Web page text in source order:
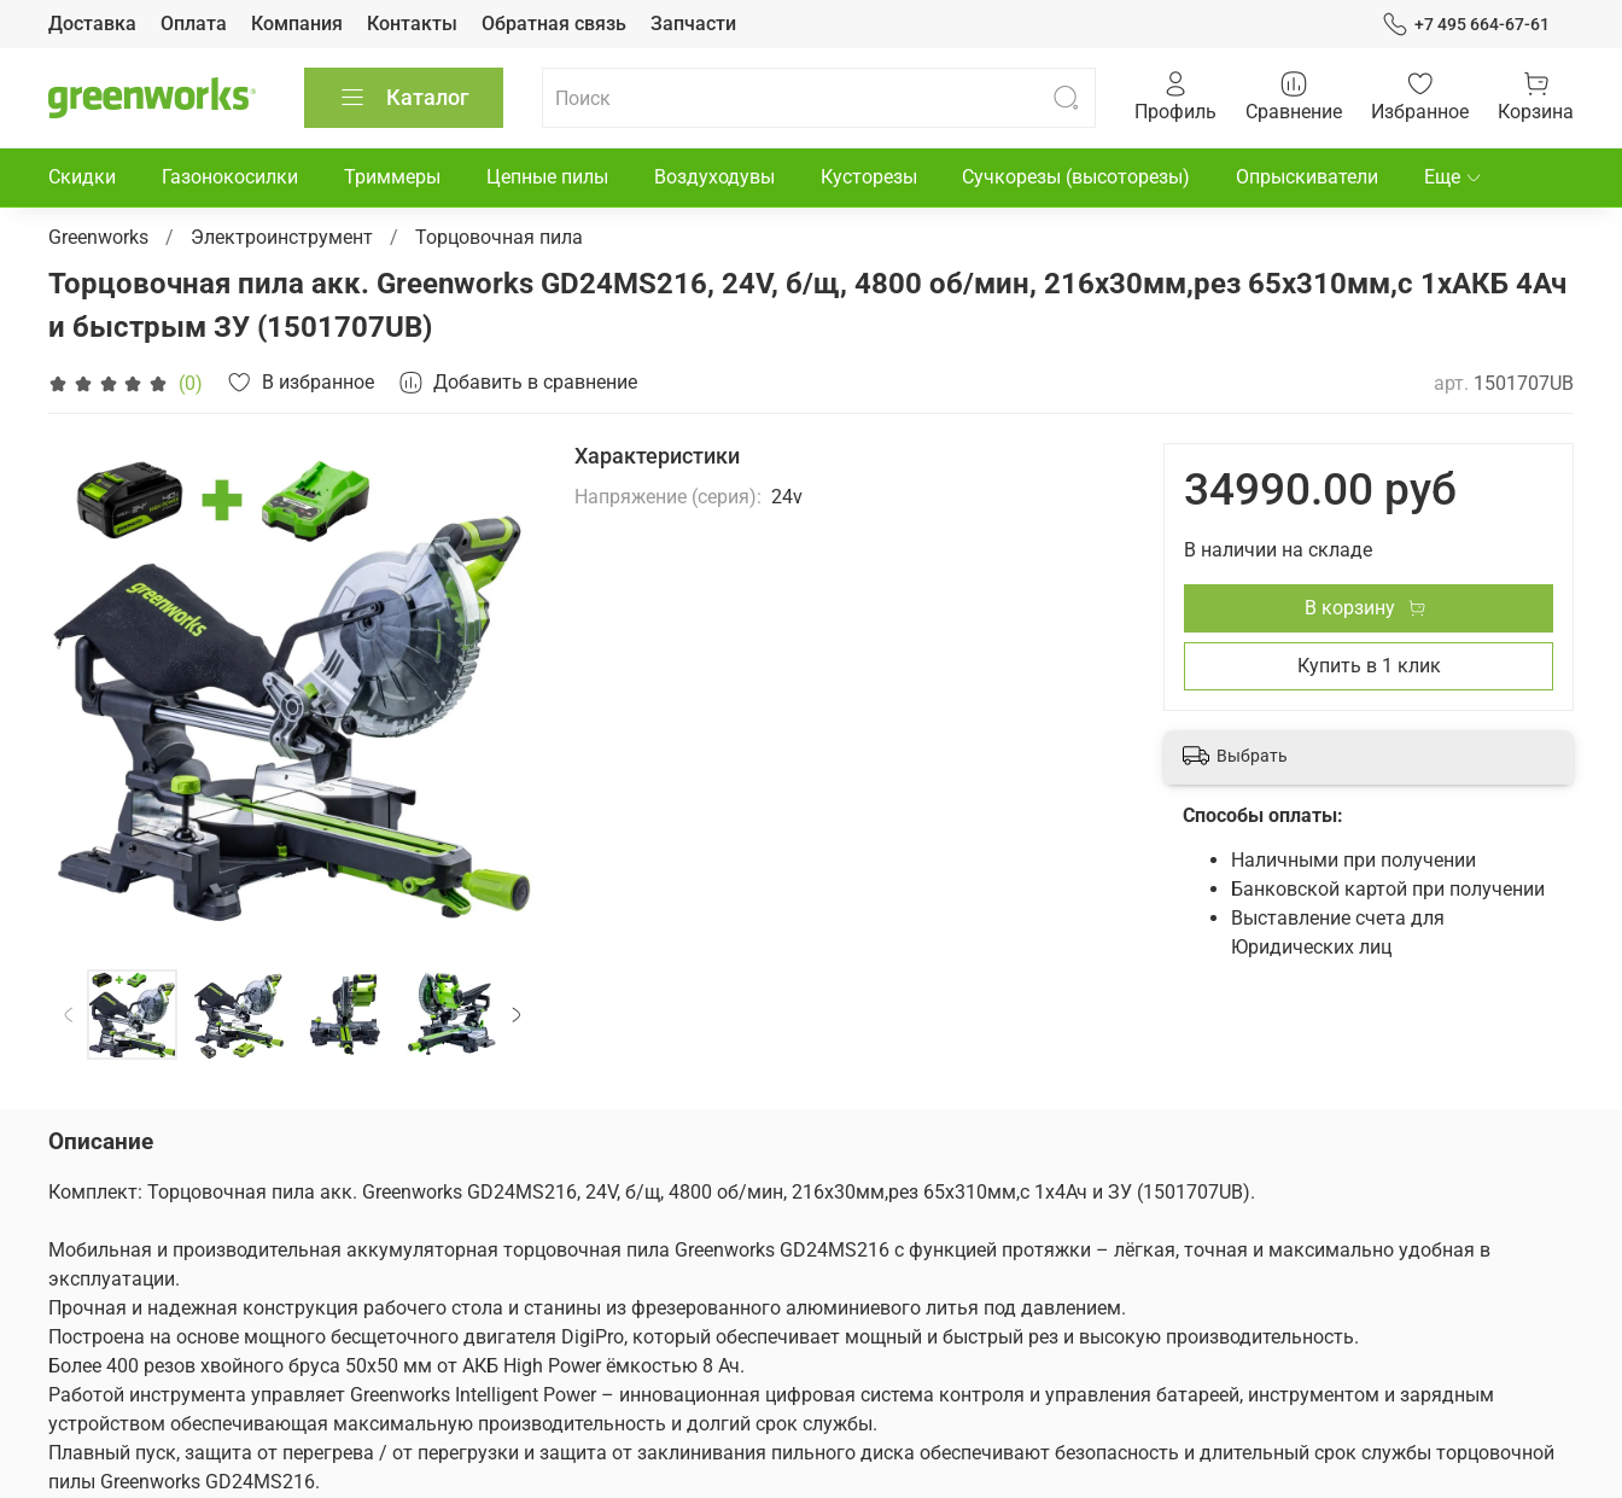
Доставка Оплата Компания Контакты Обратная связь Запчасти +7 495 664-67-61
Каталог
Профиль Сравнение Избранное Корзина
Скидки Газонокосилки Триммеры Цепные пилы Воздуходувы Кусторезы Сучкорезы (высоторезы) Опрыскиватели Еще
Greenworks Электроинструмент Торцовочная пила
Торцовочная пила акк. Greenworks GD24MS216, 24V, б/щ, 4800 об/мин, 216x30мм,рез 65х310мм,с 1хАКБ 4Ач
и быстрым ЗУ (1501707UB)
(0) В избранное Добавить в сравнение арт. 1501707UB
Характеристики
Напряжение (серия): 24v 34990.00 руб
В наличии на складе
В корзину
Купить в 1 клик
Выбрать
Способы оплаты:
Наличными при получении
Банковской картой при получении
Выставление счета для
Юридических лиц
Описание
Комплект: Торцовочная пила акк. Greenworks GD24MS216, 24V, б/щ, 4800 об/мин, 216x30мм,рез 65х310мм,c 1х4Ач и ЗУ (1501707UB).
Мобильная и производительная аккумуляторная торцовочная пила Greenworks GD24MS216 с функцией протяжки – лёгкая, точная и максимально удобная в
эксплуатации.
Прочная и надежная конструкция рабочего стола и станины из фрезерованного алюминиевого литья под давлением.
Построена на основе мощного бесщеточного двигателя DigiPro, который обеспечивает мощный и быстрый рез и высокую производительность.
Более 400 резов хвойного бруса 50х50 мм от АКБ High Power ёмкостью 8 Ач.
Работой инструмента управляет Greenworks Intelligent Power – инновационная цифровая система контроля и управления батареей, инструментом и зарядным
устройством обеспечивающая максимальную производительность и долгий срок службы.
Плавный пуск, защита от перегрева / от перегрузки и защита от заклинивания пильного диска обеспечивают безопасность и длительный срок службы торцовочной
пилы Greenworks GD24MS216.